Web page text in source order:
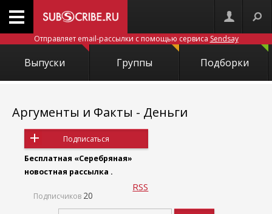
Отправляет email-рассылки с помощью сервиса Sendsay
Выпуски Группы Подборки
Аргументы и Факты - Деньги
Подписаться
Бесплатная «Серебряная»
новостная рассылка .
Подписчиков 20
RSS